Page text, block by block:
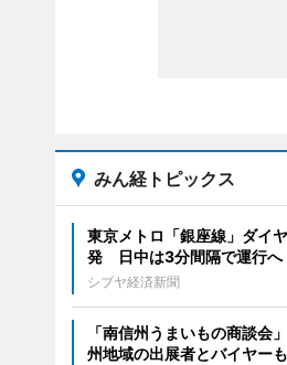
みん経トピックス
東京メトロ「銀座線」ダイ
発 日中は3分間隔で運行へ
シブヤ経済新聞
「南信州うまいもの商談
州地域の出展者とバイヤー